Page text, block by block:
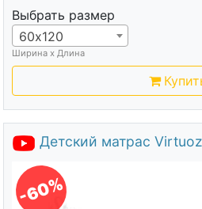
Выбрать размер
60х120
Ширина х Длина
Детский матрас
-60%